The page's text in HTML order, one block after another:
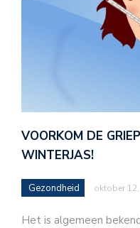
VOORKOM DE
WINTERJAS!
Gezondheid oktober
Het is algemeen